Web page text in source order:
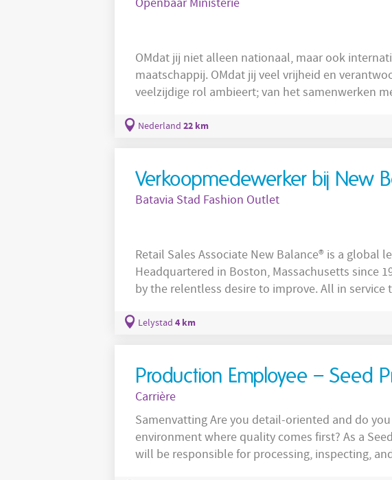
OMdat jij niet alleen nationaal, maar ook
maatschappij. OMdat jij veel vrijheid en
veelzijdige rol ambieert; van het samenwerken
overnames van strafvervolging. Wat ga je doen? Werken als secretaris Internationaal
Nederland 22 km
Verkoopmedewerker bij New
Batavia Stad Fashion Outlet
Retail Sales Associate New Balance® is a global leader in athletic footwear and apparel.
Headquartered in Boston, Massachusetts since 1906, New Balance continues to be driven
by the relentless desire to improve. All in service to athletes – from professionals to
means better performance, which is why they
Lelystad 4 km
Production Employee – Seed
Carrière
Samenvatting Are you detail-oriented and do
environment where quality comes first? As a
will be responsible for processing, inspecting,